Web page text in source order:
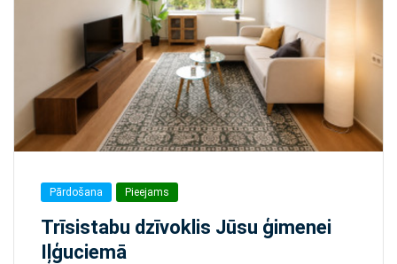
Pārdošana Pieejams
Trīsistabu dzīvoklis Jūsu ģimenei
Iļģuciemā